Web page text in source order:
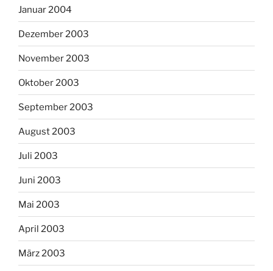
Januar 2004
Dezember 2003
November 2003
Oktober 2003
September 2003
August 2003
Juli 2003
Juni 2003
Mai 2003
April 2003
März 2003